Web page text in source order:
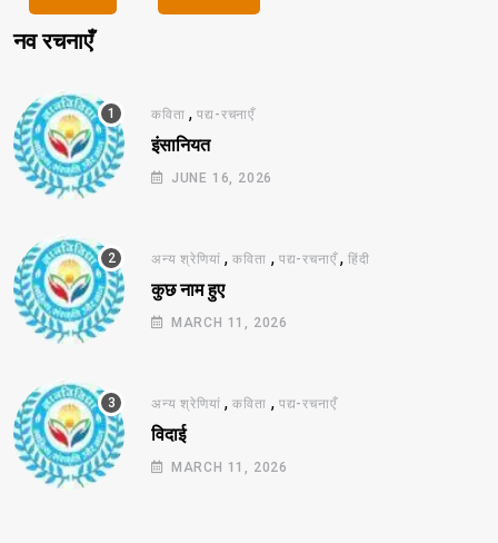
नव रचनाएँ
कविता ,पद्य-रचनाएँ
इंसानियत
JUNE 16, 2026
अन्य श्रेणियां ,कविता , पद्य-रचनाएँ,हिंदी
कुछ नाम हुए
MARCH 11, 2026
अन्य श्रेणियां ,कविता , पद्य-रचनाएँ
विदाई
MARCH 11, 2026